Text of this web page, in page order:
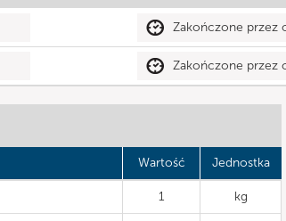
Zakończone przez
Zakończone przez
Wartość Jednostka
1 kg